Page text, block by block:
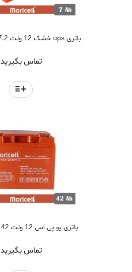
باتری ups خشک 12 ولت 7.2 آمپر موریسل
تماس بگیرید
باتری یو پی اس 12 ولت 42 آمپر موریسل
تماس بگیرید